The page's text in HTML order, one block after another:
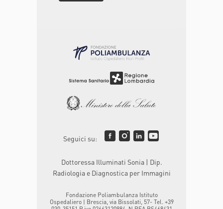
Seguici su:
Dottoressa Illuminati Sonia | Dip.
Radiologia e Diagnostica per Immagini
Fondazione Poliambulanza Istituto
Ospedaliero | Brescia, via Bissolati, 57- Tel. +39